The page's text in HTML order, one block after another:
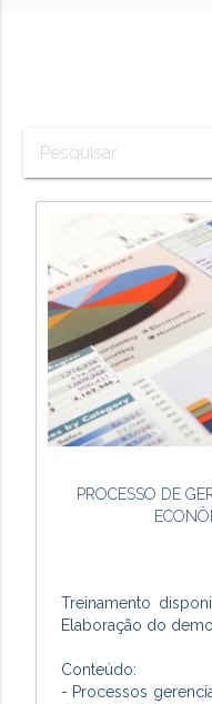
PROCESSO DE
Treinamento
Elaboração do
Conteúdo:
- Processos